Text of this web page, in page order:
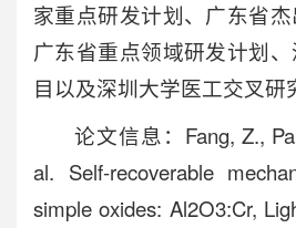
家重点研发计划、广东省杰
广东省重点领域研发计划
目以及深圳大学医工交叉研
论文信息：Fang, Z.,
al. Self-recoverable
simple oxides: Al2O3:Cr,